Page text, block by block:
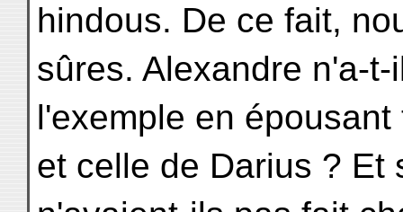
hindous. De ce fait,
sûres. Alexandre n'a-
l'exemple en
et celle de Darius ? Et